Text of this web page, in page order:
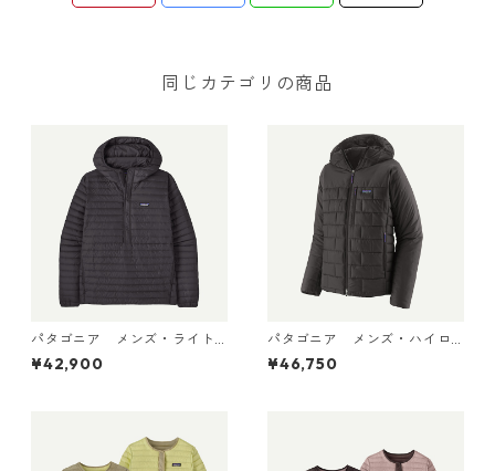
同じカテゴリの商品
パタゴニア メンズ・ライト
ウェイト・ダウン・セータ
ー・プルオーバー Black 319
¥42,900
パタゴニア メンズ・ハイロ
フト・ナノ・パフ・フーデ
¥46,750